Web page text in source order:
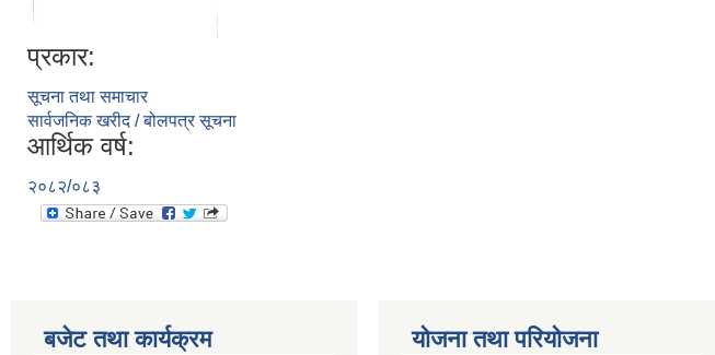
प्रकार:
सूचना तथा समाचार
सार्वजनिक खरीद / बोलपत्र सूचना
आर्थिक वर्ष:
२०८२/०८३
बजेट तथा कार्यक्रम योजना तथा परियोजना